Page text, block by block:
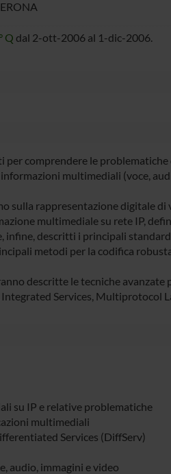
Q dal 2-ott-2006 al 1-dic-2006.
per comprendere le
multimediali (voce,
sulla rappresentazione digitale
multimediale su rete IP,
infine, descritti i principali
metodi per la codifica
descritte le tecniche
Services, Multiprotocol
su IP e relative problematiche
multimediali
Services (DiffServ)
audio, immagini e video